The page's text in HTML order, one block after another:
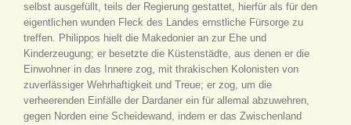
selbst ausgefüllt, teils der Regierung gestattet, hierfür als für den
eigentlichen wunden Fleck des Landes ernstliche Fürsorge zu
treffen. Philippos hielt die Makedonier an zur Ehe und
Kinderzeugung; er besetzte die Küstenstädte, aus denen er die
Einwohner in das Innere zog, mit thrakischen Kolonisten von
zuverlässiger Wehrhaftigkeit und Treue; er zog, um die
verheerenden Einfälle der Dardaner ein für allemal abzuwehren,
gegen Norden eine Scheidewand, indem er das Zwischenland